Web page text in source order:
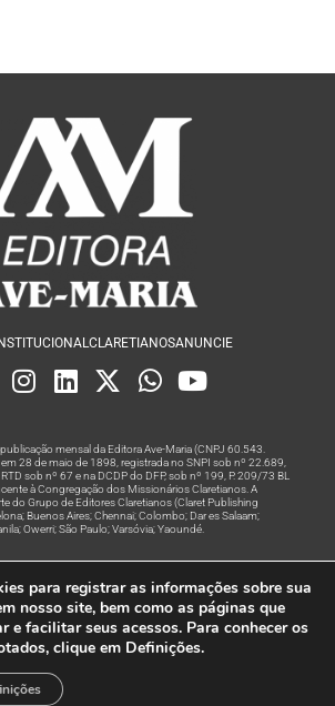
CLARETIANOSANUNCIE
mensal da Editora Ave-Maria (CNPJ 60.543.
28 de maio de 1898, registrada no SNPI sob nº 22.689,
sob nº 67 e na DCDP do DFP, sob nº 199, P. 209/73 BL
à Congregação dos Missionários Claretianos. A
do Grupo de Editores Claretianos (Claret Publishing
Buenos Aires; Chennai; Colombo; Dar es Salaam;
Owerri; São Paulo; Varsóvia; Yaoundé.
Rede
Reservados
para registrar as informações sobre sua
nosso site, bem como as páginas que
e facilitar seus acessos. Para conhecer os
clique em Definições.